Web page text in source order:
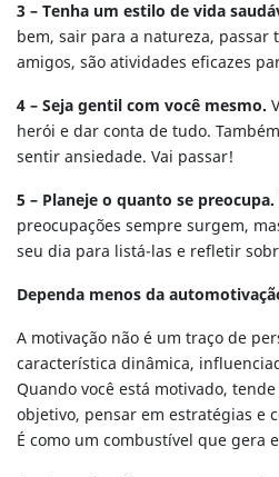
3 – Tenha um estilo de vida
bem, sair para a natureza, passar
amigos, são atividades eficazes
4 – Seja gentil com você mesmo.
herói e dar conta de tudo.
sentir ansiedade. Vai passar!
5 – Planeje o quanto se preocupa.
preocupações sempre surgem,
seu dia para listá-las e refletir
Dependa menos da
A motivação não é um traço de
característica dinâmica,
Quando você está motivado,
objetivo, pensar em estratégias e
É como um combustível que gera